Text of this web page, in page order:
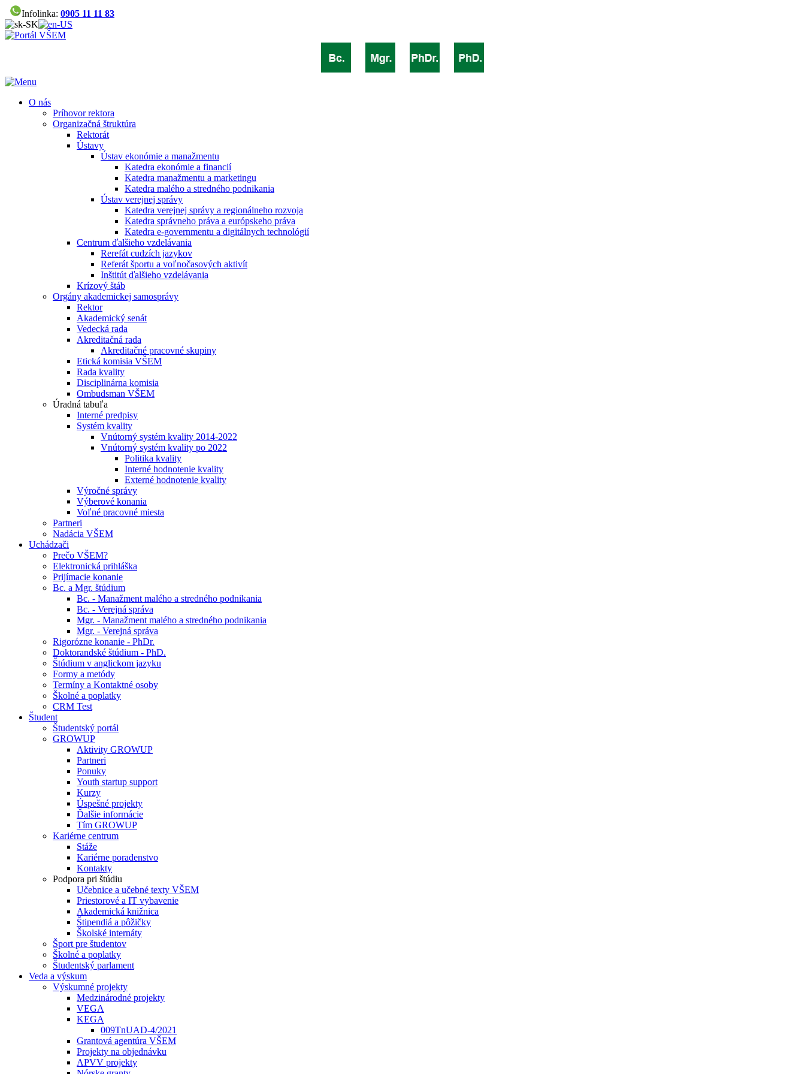
Infolinka: 0905 11 11 83
O nás
Príhovor rektora
Organizačná štruktúra
Rektorát
Ústavy
Ústav ekonómie a manažmentu
Katedra ekonómie a financií
Katedra manažmentu a marketingu
Katedra malého a stredného podnikania
Ústav verejnej správy
Katedra verejnej správy a regionálneho rozvoja
Katedra správneho práva a európskeho práva
Katedra e-governmentu a digitálnych technológií
Centrum ďalšieho vzdelávania
Rerefát cudzích jazykov
Referát športu a voľnočasových aktivít
Inštitút ďalšieho vzdelávania
Krízový štáb
Orgány akademickej samosprávy
Rektor
Akademický senát
Vedecká rada
Akreditačná rada
Akreditačné pracovné skupiny
Etická komisia VŠEM
Rada kvality
Disciplinárna komisia
Ombudsman VŠEM
Úradná tabuľa
Interné predpisy
Systém kvality
Vnútorný systém kvality 2014-2022
Vnútorný systém kvality po 2022
Politika kvality
Interné hodnotenie kvality
Externé hodnotenie kvality
Výročné správy
Výberové konania
Voľné pracovné miesta
Partneri
Nadácia VŠEM
Uchádzači
Prečo VŠEM?
Elektronická prihláška
Prijímacie konanie
Bc. a Mgr. štúdium
Bc. - Manažment malého a stredného podnikania
Bc. - Verejná správa
Mgr. - Manažment malého a stredného podnikania
Mgr. - Verejná správa
Rigorózne konanie - PhDr.
Doktorandské štúdium - PhD.
Štúdium v anglickom jazyku
Formy a metódy
Termíny a Kontaktné osoby
Školné a poplatky
CRM Test
Študent
Študentský portál
GROWUP
Aktivity GROWUP
Partneri
Ponuky
Youth startup support
Kurzy
Úspešné projekty
Ďalšie informácie
Tím GROWUP
Kariérne centrum
Stáže
Kariérne poradenstvo
Kontakty
Podpora pri štúdiu
Učebnice a učebné texty VŠEM
Priestorové a IT vybavenie
Akademická knižnica
Štipendiá a pôžičky
Školské internáty
Šport pre študentov
Školné a poplatky
Študentský parlament
Veda a výskum
Výskumné projekty
Medzinárodné projekty
VEGA
KEGA
009TnUAD-4/2021
Grantová agentúra VŠEM
Projekty na objednávku
APVV projekty